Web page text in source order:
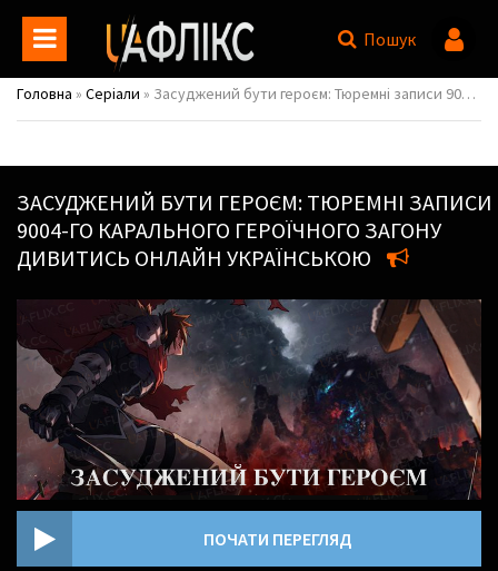
Пошук
Головна » Серіали » Засуджений бути героєм: Тюремні записи 9004-го карального героїчного загону / Yuusha-kei ni Shosu: Choubatsu Yuusha 9004-tai Keimu Kiroku / Sentenced to Be a Hero
ЗАСУДЖЕНИЙ БУТИ ГЕРОЄМ: ТЮРЕМНІ ЗАПИСИ
9004-ГО КАРАЛЬНОГО ГЕРОЇЧНОГО ЗАГОНУ
ДИВИТИСЬ ОНЛАЙН УКРАЇНСЬКОЮ
ПОЧАТИ ПЕРЕГЛЯД